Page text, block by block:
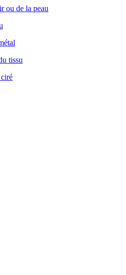
ou de la peau
tissu